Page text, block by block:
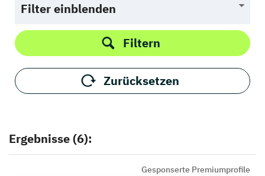
Filter einblenden
Filtern
Zurücksetzen
Ergebnisse (6):
Gesponserte Premiumprofile